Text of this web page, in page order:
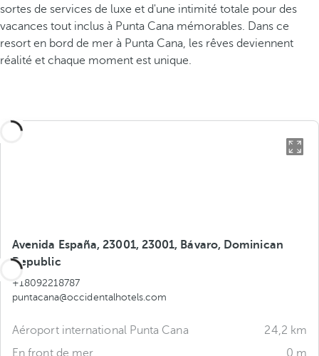
sortes de services de luxe et d'une intimité totale pour des
vacances tout inclus à Punta Cana mémorables. Dans ce
resort en bord de mer à Punta Cana, les rêves deviennent
réalité et chaque moment est unique.
Avenida España, 23001, 23001, Bávaro, Dominican
Republic
+18092218787
puntacana@occidentalhotels.com
Aéroport international Punta Cana
24,2 km
En front de mer
0 m